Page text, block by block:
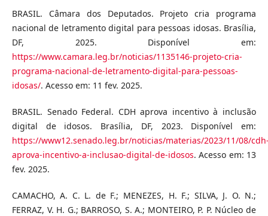
BRASIL. Câmara dos Deputados. Projeto cria programa
nacional de letramento digital para pessoas idosas. Brasília,
DF, 2025. Disponível em:
https://www.camara.leg.br/noticias/1135146-projeto-cria-
programa-nacional-de-letramento-digital-para-pessoas-
idosas/. Acesso em: 11 fev. 2025.
BRASIL. Senado Federal. CDH aprova incentivo à inclusão
digital de idosos. Brasília, DF, 2023. Disponível em:
https://www12.senado.leg.br/noticias/materias/2023/11/08/
aprova-incentivo-a-inclusao-digital-de-idosos. Acesso em: 13
fev. 2025.
CAMACHO, A. C. L. de F.; MENEZES, H. F.; SILVA, J. O. N.;
FERRAZ, V. H. G.; BARROSO, S. A.; MONTEIRO, P. P. Núcleo de